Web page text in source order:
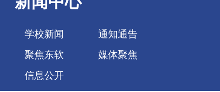
学校新闻
通知通告
聚焦东软
媒体聚焦
信息公开